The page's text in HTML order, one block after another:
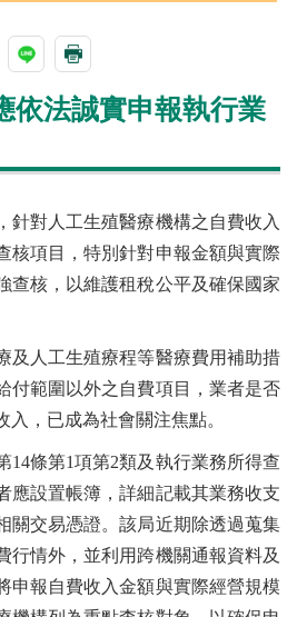
依法誠實申報執行業
針對人工生殖醫療機構之自費收入
核項目，特別針對申報金額與實際
查核，以維護租稅公平及確保國家
及人工生殖療程等醫療費用補助措
付範圍以外之自費項目，業者是否
，已成為社會關注焦點。
14條第1項第2類及執行業務所得查
應設置帳簿，詳細記載其業務收支
關交易憑證。該局近期除透過蒐集
行情外，並利用跨機關通報資料及
申報自費收入金額與實際經營規模